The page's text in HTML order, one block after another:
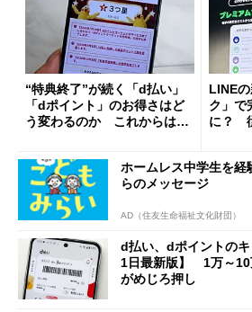
“特典終了”が続く「d払い」
「dポイント」のお得さはど
う変わるのか これからは
LINE
ク」で
に？
ホームレス中学生を経
らのメッセージ
AD（住友生命福祉文化財団）
d払い、dポイントの
1日最新版】 1万～10
がめじろ押し